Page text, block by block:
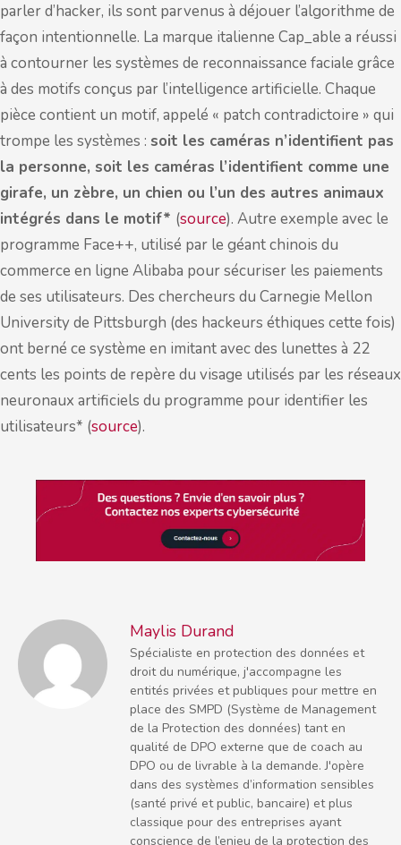
parler d’hacker, ils sont parvenus à déjouer l’algorithme de
façon intentionnelle. La marque italienne Cap_able a réussi
à contourner les systèmes de reconnaissance faciale grâce
à des motifs conçus par l’intelligence artificielle. Chaque
pièce contient un motif, appelé « patch contradictoire » qui
trompe les systèmes : soit les caméras n’identifient pas
la personne, soit les caméras l’identifient comme une
girafe, un zèbre, un chien ou l’un des autres animaux
intégrés dans le motif* (source). Autre exemple avec le
programme Face++, utilisé par le géant chinois du
commerce en ligne Alibaba pour sécuriser les paiements
de ses utilisateurs. Des chercheurs du Carnegie Mellon
University de Pittsburgh (des hackeurs éthiques cette fois)
ont berné ce système en imitant avec des lunettes à 22
cents les points de repère du visage utilisés par les réseaux
neuronaux artificiels du programme pour identifier les
utilisateurs* (source).
Maylis Durand
Spécialiste en protection des données et
droit du numérique, j'accompagne les
entités privées et publiques pour mettre en
place des SMPD (Système de Management
de la Protection des données) tant en
qualité de DPO externe que de coach au
DPO ou de livrable à la demande. J'opère
dans des systèmes d’information sensibles
(santé privé et public, bancaire) et plus
classique pour des entreprises ayant
conscience de l’enjeu de la protection des